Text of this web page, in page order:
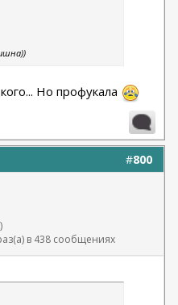
Но профукала
#800
в 438 сообщениях